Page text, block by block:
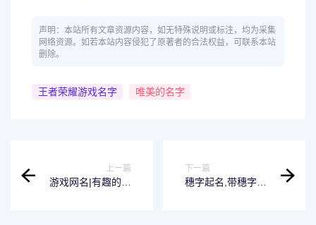
声明：本站所有文章资源内容，如无特殊说明或标注，均为采集
网络资源。如若本站内容侵犯了原著者的合法权益，可联系本站
删除。
王者荣耀游戏名字 唯美的名字
上一篇
游戏网名|有趣的王
下一篇
穗字起名,带穗字的